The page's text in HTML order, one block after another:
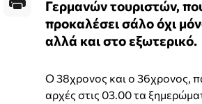
Γερμανών τουριστών,
προκαλέσει σάλο όχι
αλλά και στο εξωτερικό.
Ο 38χρονος και ο 36χρονος,
αρχές στις 03.00 τα